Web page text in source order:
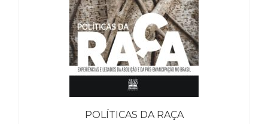
POLÍTICAS DA RAÇA